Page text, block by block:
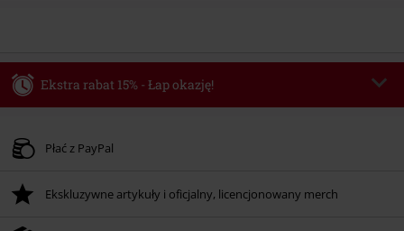
Ekstra rabat 15% - Łap okazję!
Obowiązuje do 2026-08-09
Rabat zostanie automatycznie uwzględniony po wprowadzeniu kodu w czasie
Płać z PayPal
Ekskluzywne artykuły i oficjalny, licencjonowany merch